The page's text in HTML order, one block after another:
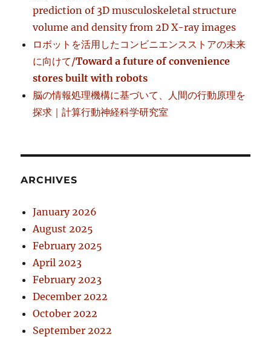
prediction of 3D musculoskeletal structure
volume and density from 2D X-ray images
ロボットを活用したコンビニエンスストアの未来
に向けて/Toward a future of convenience
stores built with robots
脳の情報処理機構に基づいて、人間の行動原理を
探求｜計算行動神経科学研究室
ARCHIVES
January 2026
August 2025
February 2025
April 2023
February 2023
December 2022
October 2022
September 2022